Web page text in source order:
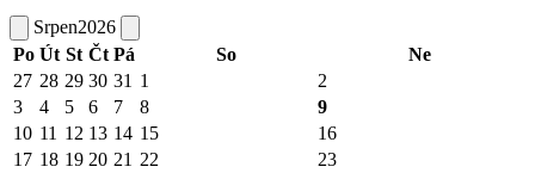
Srpen2026
Po Út St Čt Pá So
Ne
27 28 29 30 31 1
2
3
4 5 6 7 8
9
10 11 12 13 14 15
16
17 18 19 20 21 22
23